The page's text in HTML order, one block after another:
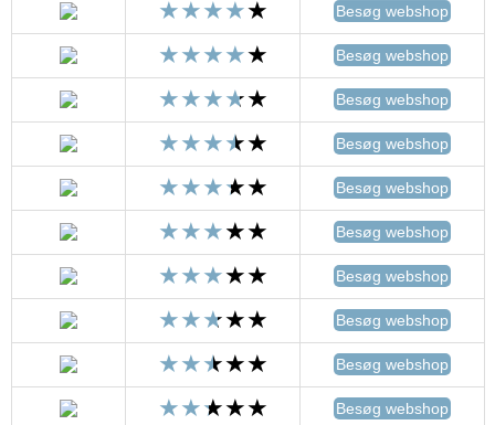
Besøg webshop
Besøg webshop
Besøg webshop
Besøg webshop
Besøg webshop
Besøg webshop
Besøg webshop
Besøg webshop
Besøg webshop
Besøg webshop